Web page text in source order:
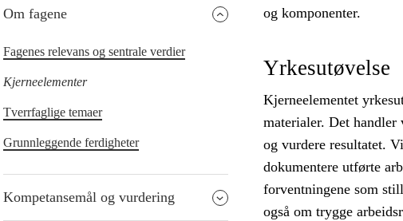
Om fagene
Fagenes relevans og sentrale verdier
Kjerneelementer
Tverrfaglige temaer
Grunnleggende ferdigheter
Kompetansemål og vurdering
og komponenter.
Yrkesutøvelse
Kjerneelementet
materialer. Det
og vurdere resultatet.
dokumentere utførte
forventningene som
også om trygge